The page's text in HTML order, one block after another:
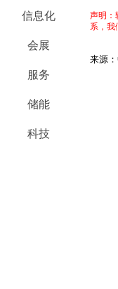
信息化
会展
服务
储能
科技
声明：
系，我
来源